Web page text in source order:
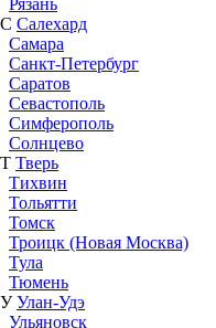
Рязань
С Салехард
Самара
Санкт-Петербург
Саратов
Севастополь
Симферополь
Солнцево
Т Тверь
Тихвин
Тольятти
Томск
Троицк (Новая Москва)
Тула
Тюмень
У Улан-Удэ
Ульяновск